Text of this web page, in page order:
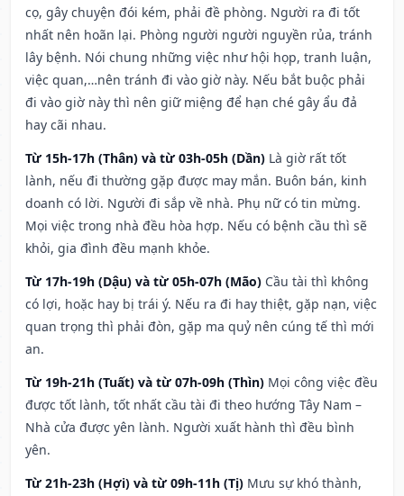
cọ, gây chuyện đói kém, phải đề phòng. Người ra đi tốt
nhất nên hoãn lại. Phòng người người nguyền rủa, tránh
lây bệnh. Nói chung những việc như hội họp, tranh luận,
việc quan,…nên tránh đi vào giờ này. Nếu bắt buộc phải
đi vào giờ này thì nên giữ miệng để hạn ché gây ẩu đả
hay cãi nhau.
Từ 15h-17h (Thân) và từ 03h-05h (Dần) Là giờ rất tốt
lành, nếu đi thường gặp được may mắn. Buôn bán, kinh
doanh có lời. Người đi sắp về nhà. Phụ nữ có tin mừng.
Mọi việc trong nhà đều hòa hợp. Nếu có bệnh cầu thì sẽ
khỏi, gia đình đều mạnh khỏe.
Từ 17h-19h (Dậu) và từ 05h-07h (Mão) Cầu tài thì không
có lợi, hoặc hay bị trái ý. Nếu ra đi hay thiệt, gặp nạn, việc
quan trọng thì phải đòn, gặp ma quỷ nên cúng tế thì mới
an.
Từ 19h-21h (Tuất) và từ 07h-09h (Thìn) Mọi công việc đều
được tốt lành, tốt nhất cầu tài đi theo hướng Tây Nam –
Nhà cửa được yên lành. Người xuất hành thì đều bình
yên.
Từ 21h-23h (Hợi) và từ 09h-11h (Tị) Mưu sự khó thành,